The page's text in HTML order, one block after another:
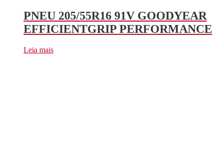
PNEU 205/55R16 91V GOODYEAR
EFFICIENTGRIP PERFORMANCE
Leia mais